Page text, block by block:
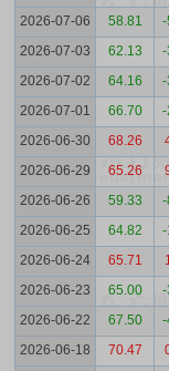
2026-07-06
58.81 -
2026-07-03
62.13 -
2026-07-02
64.16 -
2026-07-01
66.70 -
2026-06-30
68.26
2026-06-29
65.26
2026-06-26
59.33 -
2026-06-25
64.82 -
2026-06-24
65.71
2026-06-23
65.00 -
2026-06-22
67.50 -
2026-06-18
70.47